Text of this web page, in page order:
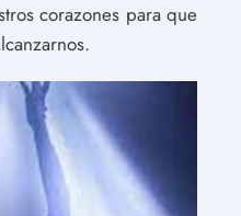
corazones para que